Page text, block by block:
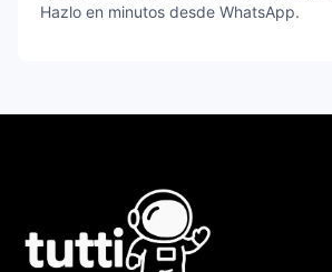
Hazlo en minutos desde WhatsApp.